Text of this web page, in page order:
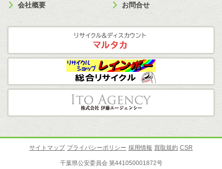
会社概要 お問合せ
サイトマップ プライバシーポリシー 採用情報 買取規約 CSR
千葉県公安委員会 第441050001872号